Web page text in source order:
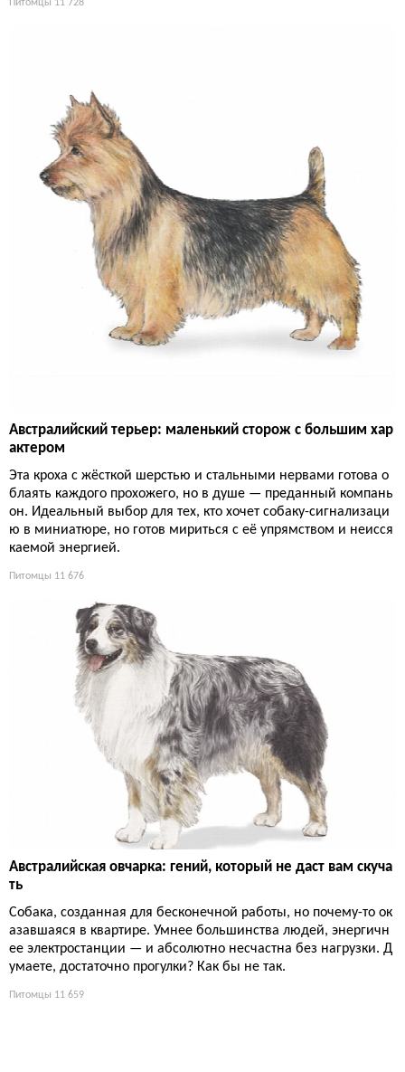
Питомцы 11 728
Австралийский терьер: маленький сторож с большим хар
актером
Эта кроха с жёсткой шерстью и стальными нервами готова о
блаять каждого прохожего, но в душе — преданный компань
он. Идеальный выбор для тех, кто хочет собаку-сигнализаци
ю в миниатюре, но готов мириться с её упрямством и неисся
каемой энергией.
Питомцы 11 676
Австралийская овчарка: гений, который не даст вам скуча
ть
Собака, созданная для бесконечной работы, но почему-то ок
азавшаяся в квартире. Умнее большинства людей, энергичн
ее электростанции — и абсолютно несчастна без нагрузки. Д
умаете, достаточно прогулки? Как бы не так.
Питомцы 11 659